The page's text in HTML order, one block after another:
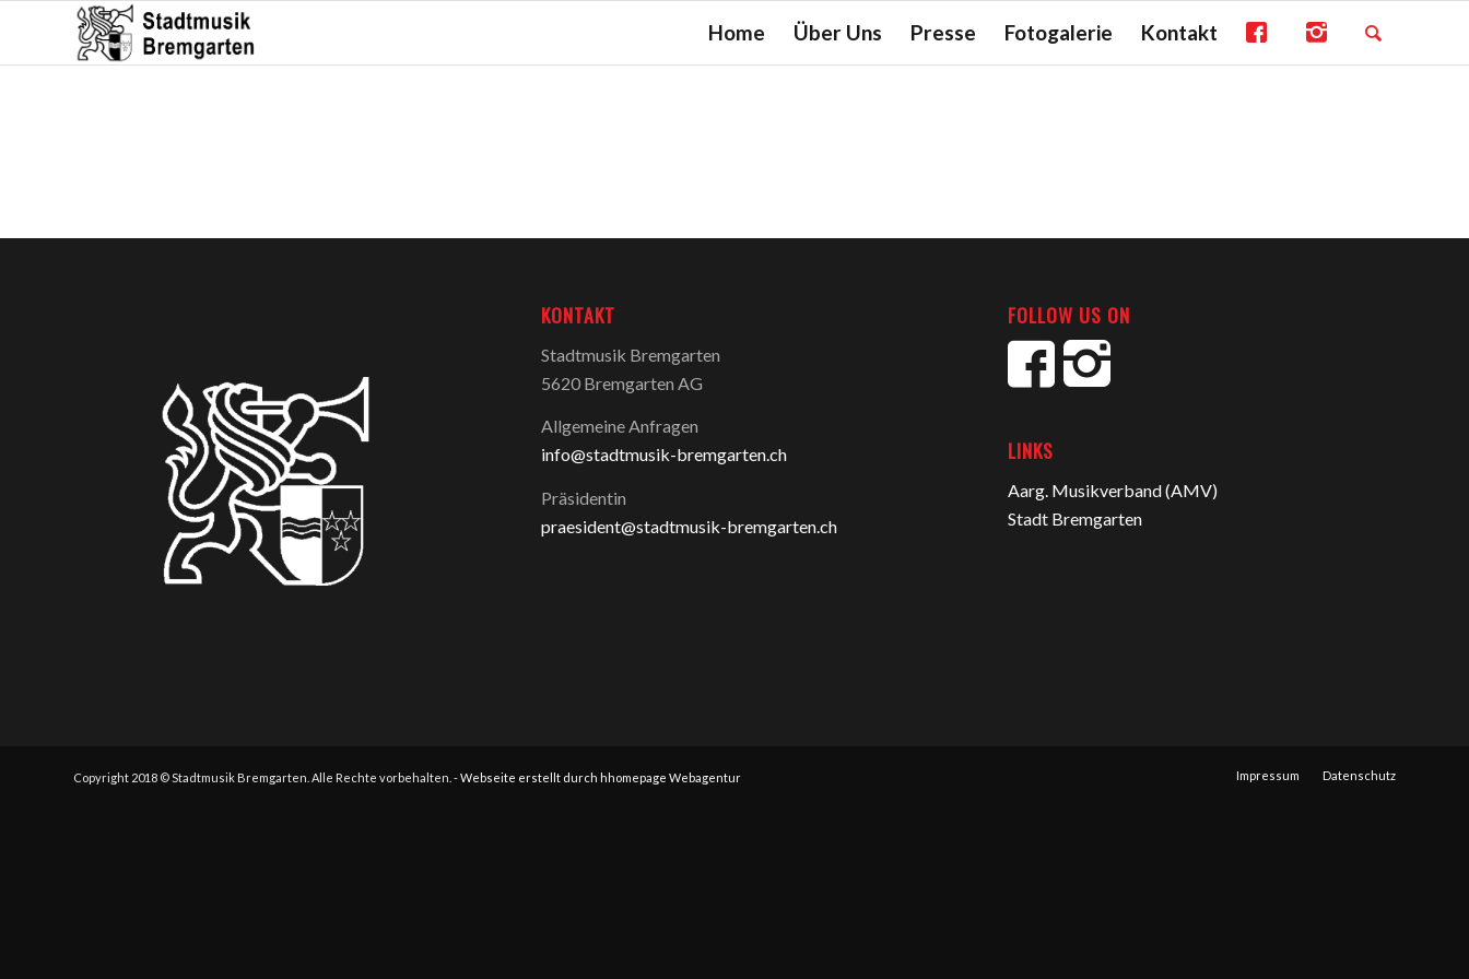
Home Über Uns Presse Fotogalerie Kontakt
KONTAKT
Stadtmusik Bremgarten
5620 Bremgarten AG
Allgemeine Anfragen
info@stadtmusik-bremgarten.ch
Präsidentin
praesident@stadtmusik-bremgarten.ch
FOLLOW US ON
LINKS
Aarg. Musikverband (AMV)
Stadt Bremgarten
Copyright 2018 © Stadtmusik Bremgarten. Alle Rechte vorbehalten. -Webseite erstellt durch hhomepage Webagentur Impressum Datenschutz